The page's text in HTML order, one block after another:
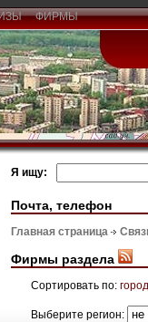
ФИРМЫ
Я ищу:
Почта, телефон
Главная страница
Фирмы раздела
Сортировать по:
Выберите регион: